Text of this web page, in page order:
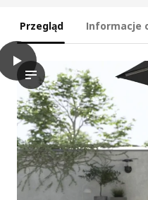
Przegląd Informacje
play
Film prezentuje 3-
SEGERÖN 3-osobowy